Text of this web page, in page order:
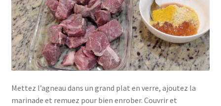
Mettez l’agneau dans un grand plat en verre, ajoutez la
marinade et remuez pour bien enrober. Couvrir et